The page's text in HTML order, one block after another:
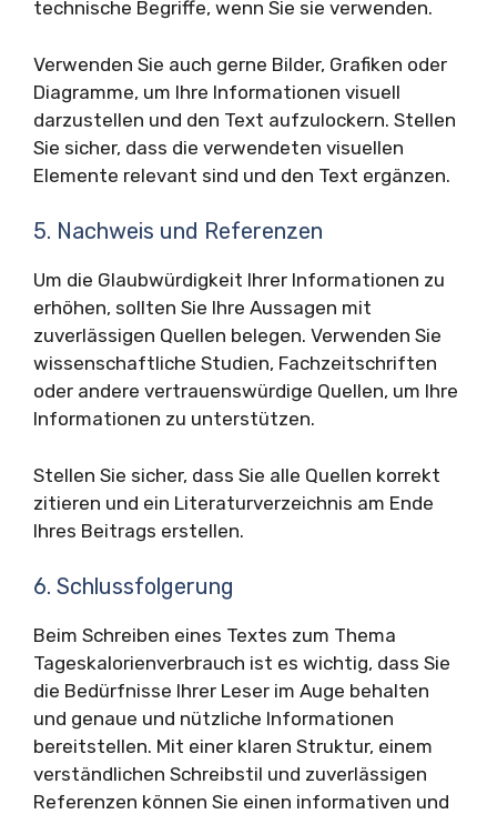
technische Begriffe, wenn Sie sie verwenden.
Verwenden Sie auch gerne Bilder, Grafiken oder
Diagramme, um Ihre Informationen visuell
darzustellen und den Text aufzulockern. Stellen
Sie sicher, dass die verwendeten visuellen
Elemente relevant sind und den Text ergänzen.
5. Nachweis und Referenzen
Um die Glaubwürdigkeit Ihrer Informationen zu
erhöhen, sollten Sie Ihre Aussagen mit
zuverlässigen Quellen belegen. Verwenden Sie
wissenschaftliche Studien, Fachzeitschriften
oder andere vertrauenswürdige Quellen, um Ihre
Informationen zu unterstützen.
Stellen Sie sicher, dass Sie alle Quellen korrekt
zitieren und ein Literaturverzeichnis am Ende
Ihres Beitrags erstellen.
6. Schlussfolgerung
Beim Schreiben eines Textes zum Thema
Tageskalorienverbrauch ist es wichtig, dass Sie
die Bedürfnisse Ihrer Leser im Auge behalten
und genaue und nützliche Informationen
bereitstellen. Mit einer klaren Struktur, einem
verständlichen Schreibstil und zuverlässigen
Referenzen können Sie einen informativen und